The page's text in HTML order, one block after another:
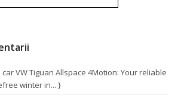
car VW Tiguan Allspace 4Motion: Your reliable
winter in... }